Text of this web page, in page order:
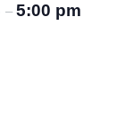
– 5:00 pm